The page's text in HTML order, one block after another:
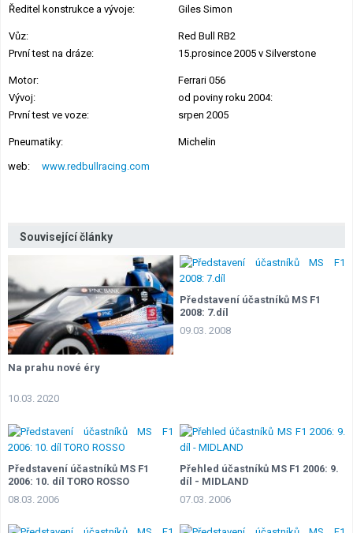
Ředitel konstrukce a vývoje:
Giles Simon
Vůz:
Red Bull RB2
První test na dráze:
15.prosince 2005 v Silverstone
Motor:
Ferrari 056
Vývoj:
od poviny roku 2004:
První test ve voze:
srpen 2005
Pneumatiky: Michelin
web: www.redbullracing.com
Související články
Na prahu nové éry
10.03. 2020
Představení účastníků MS F1
2008: 7.díl
09.03. 2008
Představení účastníků MS F1
2006: 10. díl TORO ROSSO
08.03. 2006
Přehled účastníků MS F1 2006: 9.
díl - MIDLAND
07.03. 2006